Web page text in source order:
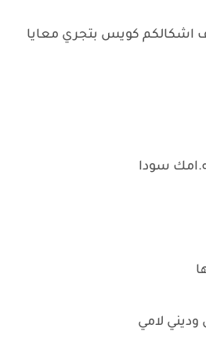
اشكالكم كويس بتجري معايا
سودا
لامي